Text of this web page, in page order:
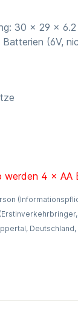
30 × 29 ×
(6V,
werden 4 ×